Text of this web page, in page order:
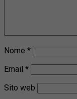
Nome *
Email *
Sito web